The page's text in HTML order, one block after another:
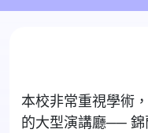
本校非常重視學術
的大型演講廳──